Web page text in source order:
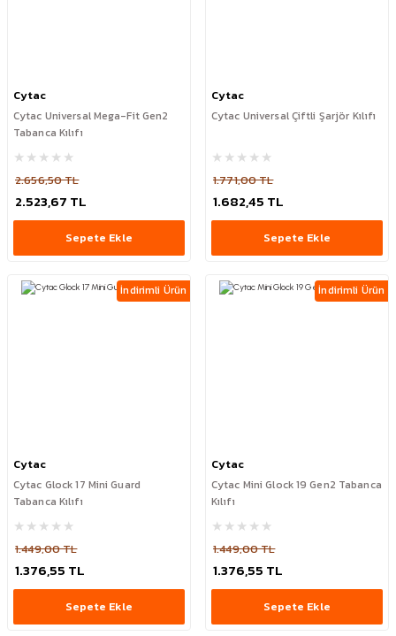
Cytac
Cytac Universal Mega-Fit Gen2
Tabanca Kılıfı
2.656,50 TL
2.523,67 TL
Sepete Ekle
Cytac
Cytac Universal Çiftli Şarjör Kılıfı
1.771,00 TL
1.682,45 TL
Sepete Ekle
İndirimli Ürün
Cytac
Cytac Glock 17 Mini Guard
Tabanca Kılıfı
1.449,00 TL
1.376,55 TL
Sepete Ekle
İndirimli Ürün
Cytac
Cytac Mini Glock 19 Gen2 Tabanca
Kılıfı
1.449,00 TL
1.376,55 TL
Sepete Ekle